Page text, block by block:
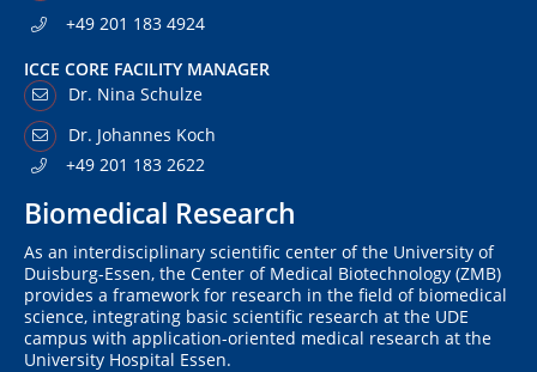
+49 201 183 4924
ICCE CORE FACILITY MANAGER
Dr. Nina Schulze
Dr. Johannes Koch
+49 201 183 2622
Biomedical Research
As an interdisciplinary scientific center of the University of
Duisburg-Essen, the Center of Medical Biotechnology (ZMB)
provides a framework for research in the field of biomedical
science, integrating basic scientific research at the UDE
campus with application-oriented medical research at the
University Hospital Essen.